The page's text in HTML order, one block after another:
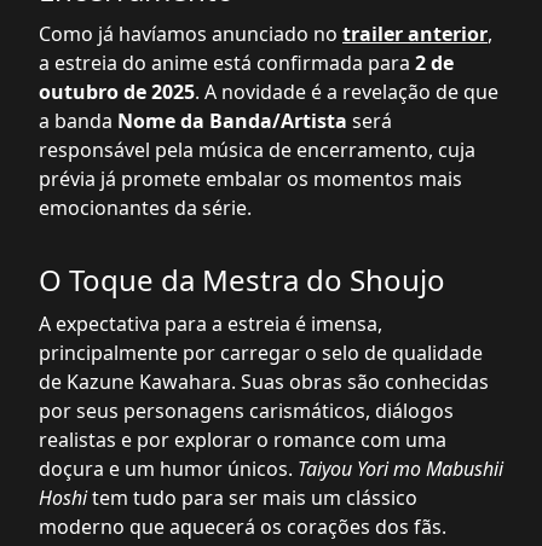
Como já havíamos anunciado no trailer anterior,
a estreia do anime está confirmada para 2 de
outubro de 2025. A novidade é a revelação de que
a banda Nome da Banda/Artista será
responsável pela música de encerramento, cuja
prévia já promete embalar os momentos mais
emocionantes da série.
O Toque da Mestra do Shoujo
A expectativa para a estreia é imensa,
principalmente por carregar o selo de qualidade
de Kazune Kawahara. Suas obras são conhecidas
por seus personagens carismáticos, diálogos
realistas e por explorar o romance com uma
doçura e um humor únicos. Taiyou Yori mo Mabushii
Hoshitem tudo para ser mais um clássico
moderno que aquecerá os corações dos fãs.